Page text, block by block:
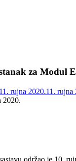
za Modul
11. rujna 2020.11. rujna
2020.